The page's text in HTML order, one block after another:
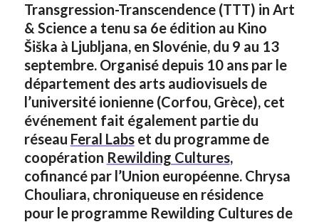
Transgression-Transcendence (TTT) in Art
& Science a tenu sa 6e édition au Kino
Šiška à Ljubljana, en Slovénie, du 9 au 13
septembre. Organisé depuis 10 ans par le
département des arts audiovisuels de
l’université ionienne (Corfou, Grèce), cet
événement fait également partie du
réseau Feral Labset du programme de
coopération Rewilding Cultures,
cofinancé par l’Union européenne. Chrysa
Chouliara, chroniqueuse en résidence
pour le programme Rewilding Cultures de